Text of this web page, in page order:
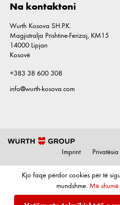
Na kontaktoni
Wurth Kosova SH.P.K.
Magjistralja Prishtine-Ferizaj, KM15
14000 Lipjan
Kosovë
+383 38 600 308
info@wurth-kosova.com
Imprint
Privatësia
Kjo faqe përdor cookies për të
mundshme. Më